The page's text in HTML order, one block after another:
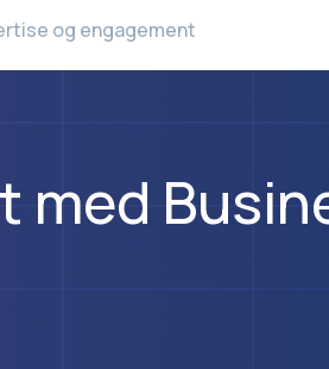
og engagement